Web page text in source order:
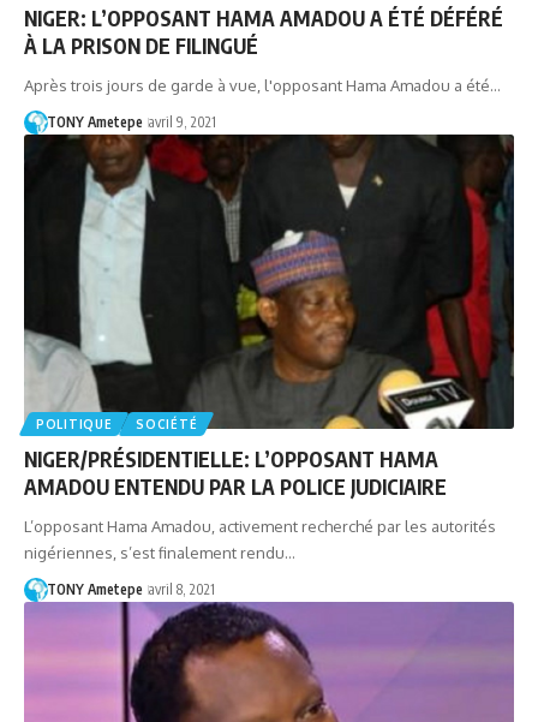
NIGER: L’OPPOSANT HAMA AMADOU A ÉTÉ DÉFÉRÉ
À LA PRISON DE FILINGUÉ
Après trois jours de garde à vue, l'opposant Hama Amadou a été…
TONY Ametepe avril 9, 2021
POLITIQUE SOCIÉTÉ
NIGER/PRÉSIDENTIELLE: L’OPPOSANT HAMA
AMADOU ENTENDU PAR LA POLICE JUDICIAIRE
L’opposant Hama Amadou, activement recherché par les autorités
nigériennes, s’est finalement rendu…
TONY Ametepe avril 8, 2021